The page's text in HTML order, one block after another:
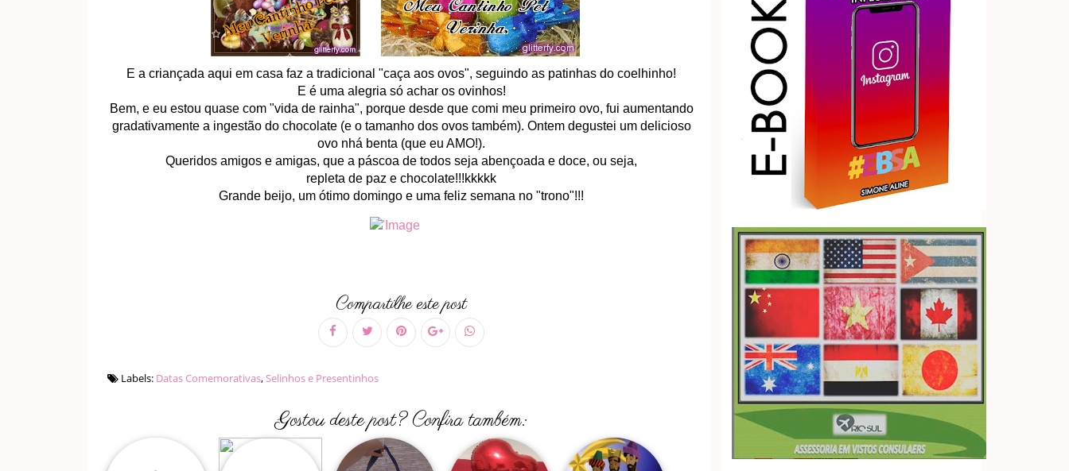
E a criançada aqui em casa faz a tradicional "caça aos ovos", seguindo as patinhas do coelhinho!
E é uma alegria só achar os ovinhos!
Bem, e eu estou quase com "vida de rainha", porque desde que comi meu primeiro ovo, fui aumentando
gradativamente a ingestão do chocolate (e o tamanho dos ovos também). Ontem degustei um delicioso
ovo nhá benta (que eu AMO!).
Queridos amigos e amigas, que a páscoa de todos seja abençoada e doce, ou seja,
repleta de paz e chocolate!!!kkkkk
Grande beijo, um ótimo domingo e uma feliz semana no "trono"!!!
Compartilhe este post
Labels: Datas Comemorativas,Selinhos e Presentinhos
Gostou deste post? Confira também: